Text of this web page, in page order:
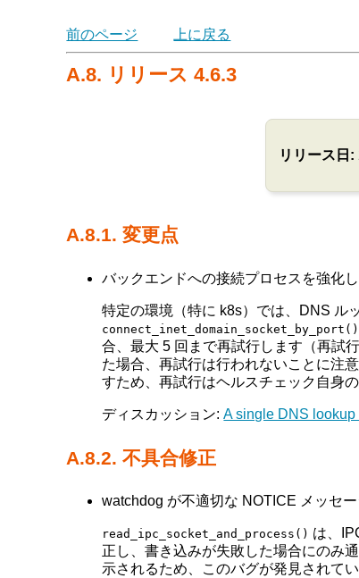
前のページ
上に戻る
A.8. リリース 4.6.3
リリース日:
A.8.1. 変更点
バックエンドへの接続プロセスを強化
特定の環境（特に k8s）では、DNS ル
connect_inet_domain_socket_by_port()
合、最大 5 回まで再試行します（再試
た場合、再試行は行われないことに注
すため、再試行はヘルスチェック自身
ディスカッション:A single DNS
A.8.2. 不具合修正
watchdog が不適切な NOTICE メッセ
read_ipc_socket_and_process() は、
正し、書き込みが失敗した場合にのみ
示されるため、このバグが発見されてい